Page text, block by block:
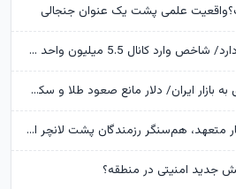
علمی پشت یک عنوان جنجالی
رکوردشکنی بورس ادامه دارد/ شاخص وارد کانال 5.5 میلیون واحد شد
سیگنال طلای ۴۳۰۰ دلاری به بازار ایران/ دلار مانع صعود طلا و سکه می‌شود؟
رئیس قوه قضاییه: خبرنگار متعهد، هم‌سنگر رزمندگان پشت لانچر است
جدید امنیتی در منطقه؟